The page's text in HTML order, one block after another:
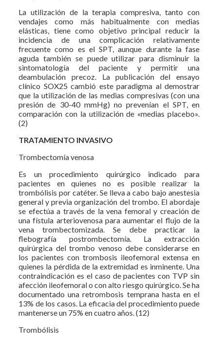
La utilización de la terapia compresiva, tanto con
vendajes como más habitualmente con medias
elásticas, tiene como objetivo principal reducir la
incidencia de una complicación relativamente
frecuente como es el SPT, aunque durante la fase
aguda también se puede utilizar para disminuir la
sintomatología del paciente y permitir una
deambulación precoz. La publicación del ensayo
clínico SOX25 cambió este paradigma al demostrar
que la utilización de las medias compresivas (con una
presión de 30-40 mmHg) no prevenían el SPT, en
comparación con la utilización de «medias placebo».
(2)
TRATAMIENTO INVASIVO
Trombectomía venosa
Es un procedimiento quirúrgico indicado para
pacientes en quienes no es posible realizar la
trombólisis por catéter. Se lleva a cabo bajo anestesia
general y previa organización del trombo. El abordaje
se efectúa a través de la vena femoral y creación de
una fístula arteriovenosa para aumentar el flujo de la
vena trombectomizada. Se debe practicar la
flebografía postrombectomía. La extracción
quirúrgica del trombo venoso debe considerarse en
los pacientes con trombosis ileofemoral extensa en
quienes la pérdida de la extremidad es inminente. Una
contraindicación es el caso de pacientes con TVP sin
afección ileofemoral o con alto riesgo quirúrgico. Se ha
documentado una retrombosis temprana hasta en el
13% de los casos. La eficacia del procedimiento puede
mantenerse un 75% en cuatro años. (12)
Trombólisis